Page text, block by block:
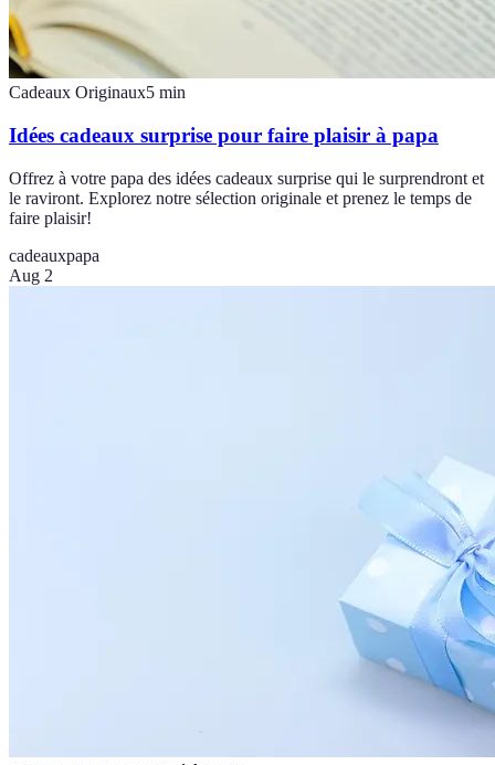
Cadeaux Originaux5 min
Idées cadeaux surprise pour faire plaisir à papa
Offrez à votre papa des idées cadeaux surprise qui le surprendront et
le raviront. Explorez notre sélection originale et prenez le temps de
faire plaisir!
cadeauxpapa
Aug 2